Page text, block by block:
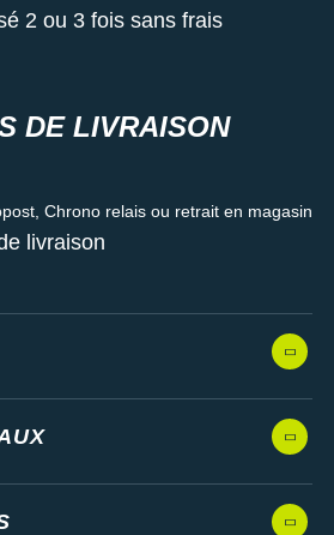
2 ou 3 fois sans frais
DE LIVRAISON
Chrono relais ou retrait en magasin
livraison